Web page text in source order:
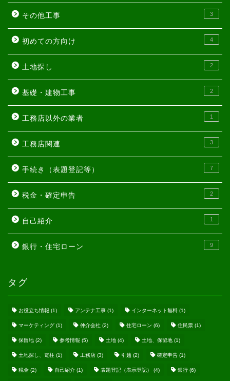
その他工事 3
初めての方向け 4
土地探し 2
基礎・建物工事 2
工務店以外の業者 1
工務店関連 3
手続き（表題登記等） 7
税金・確定申告 2
自己紹介 1
銀行・住宅ローン 9
タグ
お役立ち情報 (1) アンテナ工事 (1) インターネット無料 (1)
マーケティング (1) 仲介会社 (2) 住宅ローン (6) 住民票 (1)
保留地 (2) 参考情報 (5) 土地 (4) 土地、保留地 (1)
土地探し、電柱 (1) 工務店 (3) 引越 (2) 確定申告 (1)
税金 (2) 自己紹介 (1) 表題登記（表示登記） (4) 銀行 (6)